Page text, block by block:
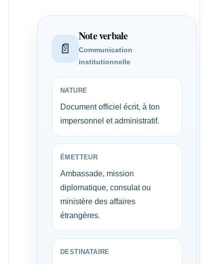
📄
Note verbale
Communication
institutionnelle
NATURE
Document officiel écrit, à ton
impersonnel et administratif.
ÉMETTEUR
Ambassade, mission
diplomatique, consulat ou
ministère des affaires
étrangères.
DESTINATAIRE